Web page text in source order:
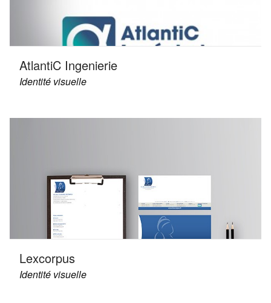
AtlantiC Ingenierie
Identité visuelle
Lexcorpus
Identité visuelle